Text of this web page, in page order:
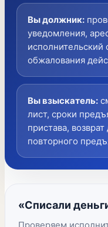
Вы должник:
уведомления,
обжалования
Вы взыскатель:
лист, сроки
пристава,
повторного
«Списали